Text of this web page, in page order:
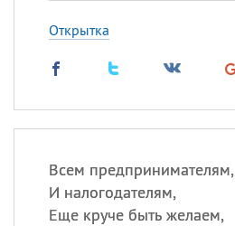
Открытка
Всем предпринимателям,
И налогодателям,
Еще круче быть желаем,